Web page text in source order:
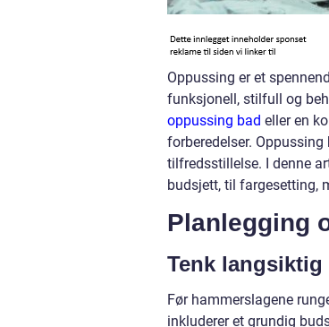
Oppussing er et
funksjonell, stilfull og
oppussing bad eller en
forberedelser.
tilfredsstillelse. I denne
budsjett, til fargesetting,
Planlegging
Tenk
Før hammerslagene
inkluderer et grundig